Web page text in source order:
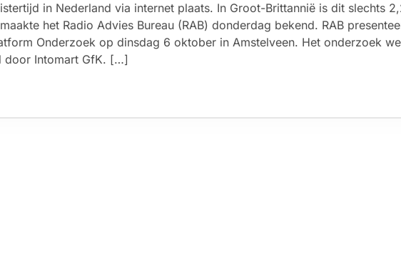
in Nederland via internet plaats. In Groot-Brittannië is dit slechts
het Radio Advies Bureau (RAB) donderdag bekend. RAB
Onderzoek op dinsdag 6 oktober in Amstelveen. Het onderzoek
door Intomart GfK. […]